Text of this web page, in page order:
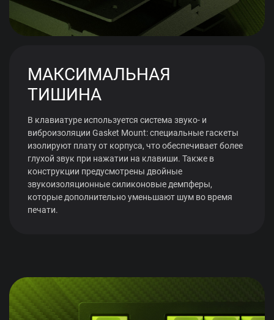
МАКСИМАЛЬНАЯ
ТИШИНА
В клавиатуре используется система звуко- и
виброизоляции Gasket Mount: специальные гаскеты
изолируют плату от корпуса, что обеспечивает более
глухой звук при нажатии на клавиши. Также в
конструкции предусмотрены двойные
звукоизоляционные силиконовые демпферы,
которые дополнительно уменьшают шум во время
печати.